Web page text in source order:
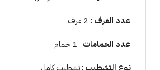
عدد الغرف : 2 غرف
عدد الحمامات : 1 حمام
نوع التشطيب : تشطيب كامل